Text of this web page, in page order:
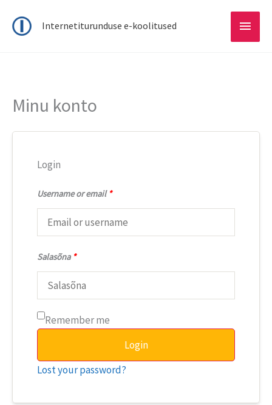
Internetiturunduse e-koolitused
Main
Minu konto
Login
Username or email *
Salasõna *
Remember me
Login
Lost your password?